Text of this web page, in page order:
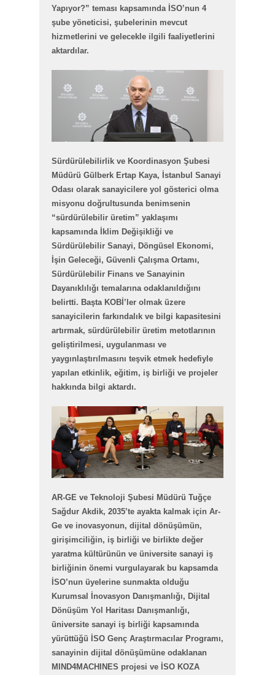
Yapıyor?” teması kapsamında İSO’nun 4
şube yöneticisi, şubelerinin mevcut
hizmetlerini ve gelecekle ilgili faaliyetlerini
aktardılar.
Sürdürülebilirlik ve Koordinasyon Şubesi
Müdürü Gülberk Ertap Kaya, İstanbul Sanayi
Odası olarak sanayicilere yol gösterici olma
misyonu doğrultusunda benimsenin
“sürdürülebilir üretim” yaklaşımı
kapsamında İklim Değişikliği ve
Sürdürülebilir Sanayi, Döngüsel Ekonomi,
İşin Geleceği, Güvenli Çalışma Ortamı,
Sürdürülebilir Finans ve Sanayinin
Dayanıklılığı temalarına odaklanıldığını
belirtti. Başta KOBİ’ler olmak üzere
sanayicilerin farkındalık ve bilgi kapasitesini
artırmak, sürdürülebilir üretim metotlarının
geliştirilmesi, uygulanması ve
yaygınlaştırılmasını teşvik etmek hedefiyle
yapılan etkinlik, eğitim, iş birliği ve projeler
hakkında bilgi aktardı.
AR-GE ve Teknoloji Şubesi Müdürü Tuğçe
Sağdur Akdik, 2035’te ayakta kalmak için Ar-
Ge ve inovasyonun, dijital dönüşümün,
girişimciliğin, iş birliği ve birlikte değer
yaratma kültürünün ve üniversite sanayi iş
birliğinin önemi vurgulayarak bu kapsamda
İSO’nun üyelerine sunmakta olduğu
Kurumsal İnovasyon Danışmanlığı, Dijital
Dönüşüm Yol Haritası Danışmanlığı,
üniversite sanayi iş birliği kapsamında
yürüttüğü İSO Genç Araştırmacılar Programı,
sanayinin dijital dönüşümüne odaklanan
MIND4MACHINES projesi ve İSO KOZA